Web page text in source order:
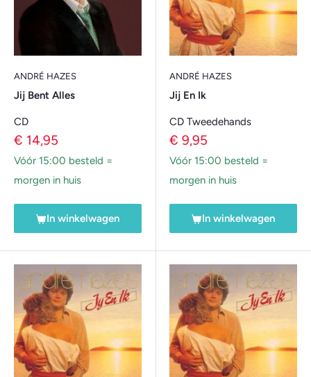
ANDRÉ HAZES
Jij Bent Alles
CD
Verkoopprijs
€ 14,95
Vóór 15:00 besteld =
morgen in huis
In winkelwagen
ANDRÉ HAZES
Jij En Ik
CD Tweedehands
Verkoopprijs
€ 9,95
Vóór 15:00 besteld =
morgen in huis
In winkelwagen